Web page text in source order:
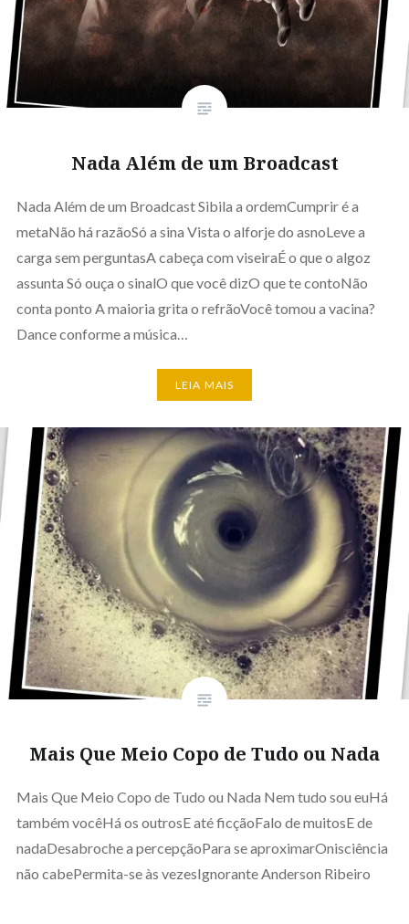
Nada Além de um Broadcast
Nada Além de um Broadcast Sibila a ordemCumprir é a
metaNão há razãoSó a sina Vista o alforje do asnoLeve a
carga sem perguntasA cabeça com viseiraÉ o que o algoz
assunta Só ouça o sinalO que você dizO que te contoNão
conta ponto A maioria grita o refrãoVocê tomou a vacina?
Dance conforme a música…
LEIA MAIS
Mais Que Meio Copo de Tudo ou Nada
Mais Que Meio Copo de Tudo ou Nada Nem tudo sou euHá
também vocêHá os outrosE até ficçãoFalo de muitosE de
nadaDesabroche a percepçãoPara se aproximarOnisciência
não cabePermita-se às vezesIgnorante Anderson Ribeiro